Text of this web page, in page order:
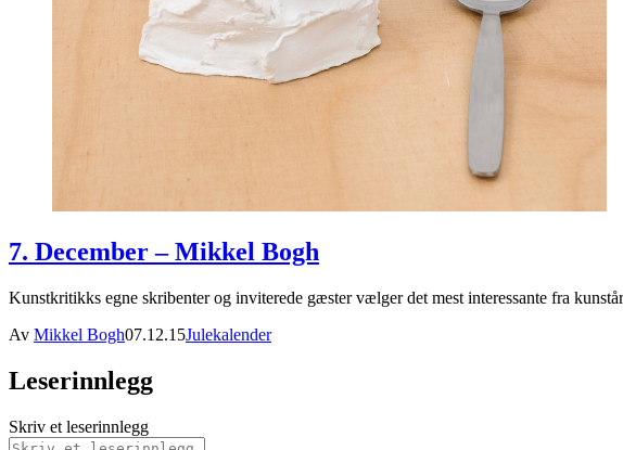
7. December – Mikkel Bogh
Kunstkritikks egne skribenter og inviterede gæster vælger det mest interessante fra
Av Mikkel Bogh07.12.15Julekalender
Leserinnlegg
Skriv et leserinnlegg